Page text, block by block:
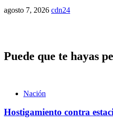
agosto 7, 2026 cdn24
Puede que te hayas
Nación
Hostigamiento contra